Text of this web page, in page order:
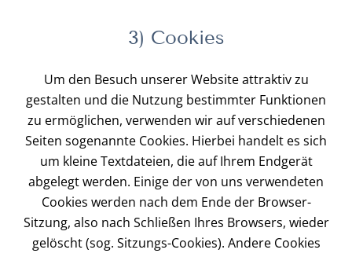
3) Cookies
Um den Besuch unserer Website attraktiv zu
gestalten und die Nutzung bestimmter Funktionen
zu ermöglichen, verwenden wir auf verschiedenen
Seiten sogenannte Cookies. Hierbei handelt es sich
um kleine Textdateien, die auf Ihrem Endgerät
abgelegt werden. Einige der von uns verwendeten
Cookies werden nach dem Ende der Browser-
Sitzung, also nach Schließen Ihres Browsers, wieder
gelöscht (sog. Sitzungs-Cookies). Andere Cookies